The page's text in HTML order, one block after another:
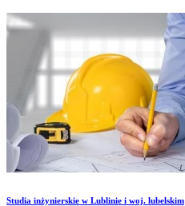
Studia inżynierskie w Lublinie i woj. lubelskim